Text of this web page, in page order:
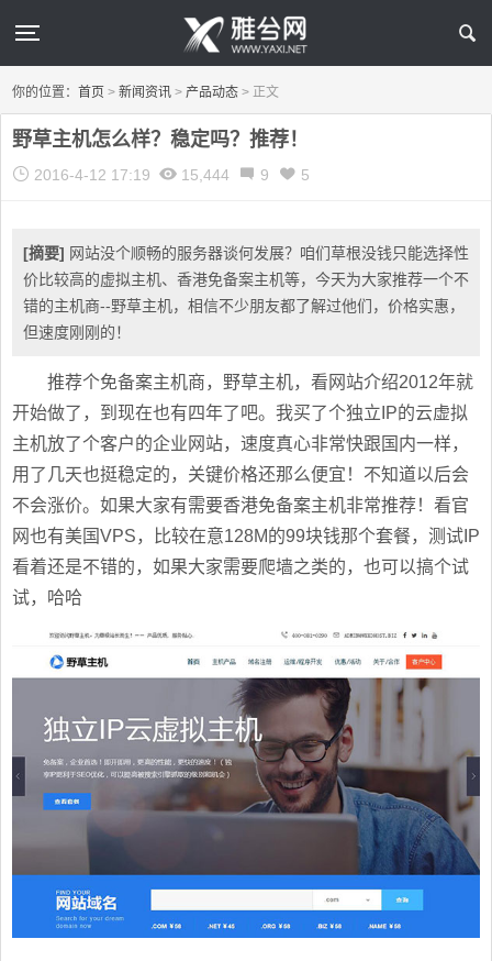
你的位置：首页 > 新闻资讯 > 产品动态 > 正文
野草主机怎么样？稳定吗？推荐！
2016-4-12 17:19 15,444 9 5
[摘要] 网站没个顺畅的服务器谈何发展？咱们草根没钱只能选择性
价比较高的虚拟主机、香港免备案主机等，今天为大家推荐一个不
错的主机商--野草主机，相信不少朋友都了解过他们，价格实惠，
但速度刚刚的！
推荐个免备案主机商，野草主机，看网站介绍2012年就
开始做了，到现在也有四年了吧。我买了个独立IP的云虚拟
主机放了个客户的企业网站，速度真心非常快跟国内一样，
用了几天也挺稳定的，关键价格还那么便宜！不知道以后会
不会涨价。如果大家有需要香港免备案主机非常推荐！看官
网也有美国VPS，比较在意128M的99块钱那个套餐，测试IP
看着还是不错的，如果大家需要爬墙之类的，也可以搞个试
试，哈哈